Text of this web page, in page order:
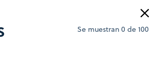
Se muestran 0 de 100
Summit 2026